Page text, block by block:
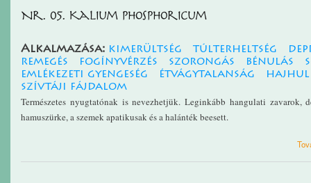
Nr. 05. Kalium phosphoricum
Alkalmazása: kimerültség túlterheltség
remegés
fogínyvérzés szorongás bénulás
emlékezeti gyengeség
étvágytalanság
szívtáji fájdalom
Természetes nyugtatónak is nevezhetjük. Leginkább hangulati zavarok,
hamuszürke, a szemek apatikusak és a halánték beesett.